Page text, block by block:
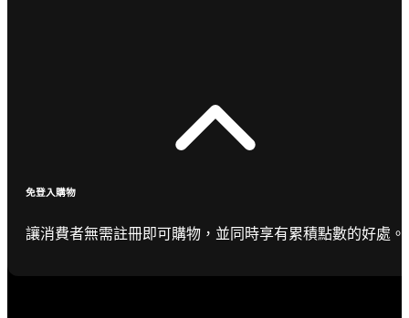
免登入購物
讓消費者無需註冊即可購物，並同時享有累積點數的好處。